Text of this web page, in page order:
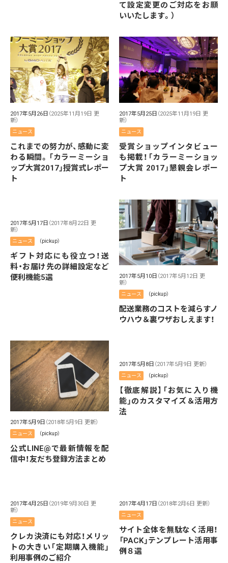
て設定変更のご対応をお願
いいたします。）
2017年5月26日 （2025年11月19日 更
新）
ニュース
これまでの努力が、感動に変
わる瞬間。「カラーミーショ
ップ大賞2017」授賞式レポー
ト
2017年5月25日 （2025年11月19日 更
新）
ニュース
受賞ショップインタビュー
も掲載！「カラーミーショッ
プ大賞 2017」懇親会レポー
ト
2017年5月17日 （2017年8月22日 更
新）
ニュース （pickup）
ギフト対応にも役立つ！送
料・お届け先の詳細設定など
便利機能5選
2017年5月10日 （2017年5月12日 更
新）
ニュース （pickup）
配送業務のコストを減らすノ
ウハウ＆裏ワザおしえます！
2017年5月9日 （2018年5月9日 更新）
ニュース （pickup）
公式LINE@で最新情報を配
信中！友だち登録方法まとめ
2017年5月8日 （2017年5月9日 更新）
ニュース （pickup）
【徹底解説】「お気に入り機
能」のカスタマイズ＆活用方
法
2017年4月25日 （2019年9月30日 更
新）
ニュース
クレカ決済にも対応！メリッ
トの大きい「定期購入機能」
利用事例のご紹介
2017年4月17日 （2018年2月6日 更新）
ニュース
サイト全体を無駄なく活用！
「PACK」テンプレート活用事
例８選